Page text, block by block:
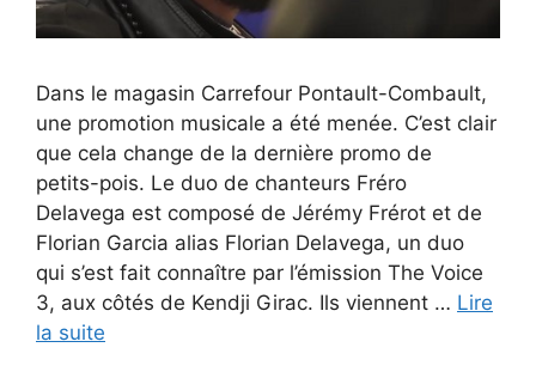
Dans le magasin Carrefour Pontault-Combault,
une promotion musicale a été menée. C’est clair
que cela change de la dernière promo de
petits-pois. Le duo de chanteurs Fréro
Delavega est composé de Jérémy Frérot et de
Florian Garcia alias Florian Delavega, un duo
qui s’est fait connaître par l’émission The Voice
3, aux côtés de Kendji Girac. Ils viennent … Lire
la suite